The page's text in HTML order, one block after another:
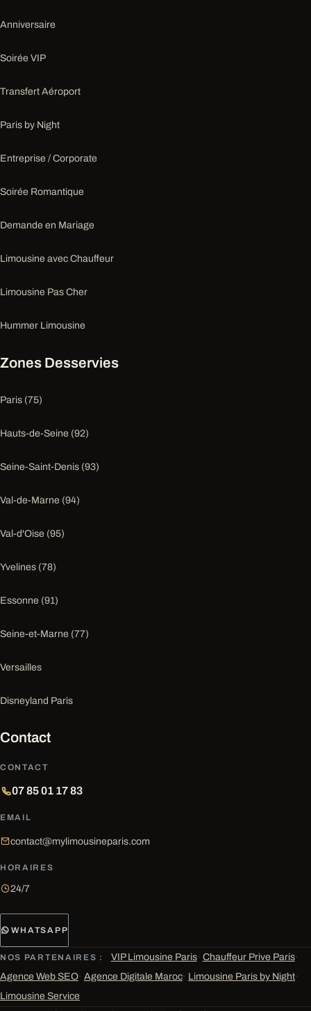
Anniversaire
Soirée VIP
Transfert Aéroport
Paris by Night
Entreprise / Corporate
Soirée Romantique
Demande en Mariage
Limousine avec Chauffeur
Limousine Pas Cher
Hummer Limousine
Zones Desservies
Paris (75)
Hauts-de-Seine (92)
Seine-Saint-Denis (93)
Val-de-Marne (94)
Val-d'Oise (95)
Yvelines (78)
Essonne (91)
Seine-et-Marne (77)
Versailles
Disneyland Paris
Contact
CONTACT
07 85 01 17 83
EMAIL
contact@mylimousineparis.com
HORAIRES
24/7
WHATSAPP
NOS PARTENAIRES : VIP Limousine Paris· Chauffeur Prive Paris·
Agence Web SEO· Agence Digitale Maroc· Limousine Paris by Night·
Limousine Service